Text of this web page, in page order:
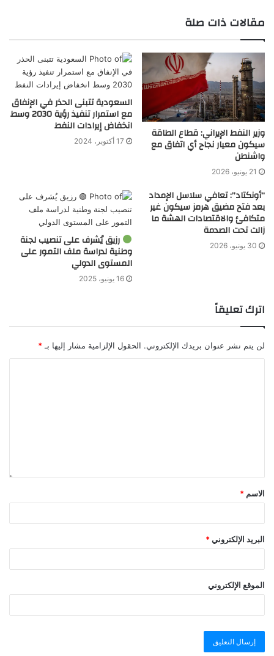
مقالات ذات صلة
وزير النفط الإيراني: قطاع الطاقة
سيكون معيار نجاح أي اتفاق مع
واشنطن
21 يونيو، 2026
السعودية تتبنى الحذر في الإنفاق
مع استمرار تنفيذ رؤية 2030 وسط
انخفاض إيرادات النفط
17 أكتوبر، 2024
“أونكتاد”: تعافي سلاسل الإمداد
بعد فتح مضيق هرمز سيكون غير
متكافئ والاقتصادات الهشة ما
زالت تحت الصدمة
30 يونيو، 2026 رزيق يُشرف على تنصيب لجنة
وطنية لدراسة ملف التمور على
المستوى الدولي
16 يونيو، 2025
اترك تعليقاً
لن يتم نشر عنوان بريدك الإلكتروني. الحقول الإلزامية مشار إليها بـ *
الاسم *
البريد الإلكتروني *
الموقع الإلكتروني